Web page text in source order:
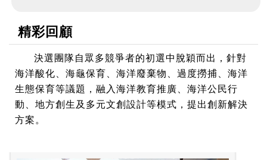
精彩回顧
決選團隊自眾多競爭者的初選中脫穎而出，針對
海洋酸化、海龜保育、海洋廢棄物、過度撈捕、海洋
生態保育等議題，融入海洋教育推廣、海洋公民行
動、地方創生及多元文創設計等模式，提出創新解決
方案。